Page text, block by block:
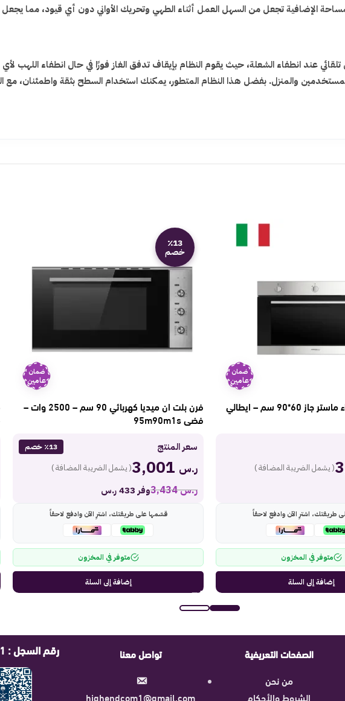
الإضافية تجعل من السهل العمل أثناء الطهي وتحريك الأواني دون أي قيود، مما يجعل
عند انطفاء الشعلة، حيث يقوم النظام بإيقاف تدفق الغاز فورًا في حال انطفاء اللهب
والمنزل. بفضل هذا النظام المتطور، يمكنك استخدام السطح بثقة واطمئنان، مع
ضمان
عامين
فرن بلت ان كهرباء ماستر جاز 60*90 سم – ايطالي
( يشمل الضريبة المضافة )
طريقتك، اشترِ الآن وادفع لاحقاً
متوفر في المخزون
إضافة إلى السلة
٪13
خصم
ضمان
عامين
فرن بلت ان ميديا كهربائي 90 سم – 2500 وات –
فضي 95m90m1s
سعر المنتج ٪13 خصم
ر.س ( يشمل الضريبة المضافة )
ر.س3,434 وفر 433 ر.س
قسّمها على طريقتك، اشترِ الآن وادفع لاحقاً
متوفر في المخزون
إضافة إلى السلة
الصفحات التعريفية
من نحن
الشروط والأحكام
تواصل معنا
highendcom1@gmail.com
رقم السجل : 1010863631